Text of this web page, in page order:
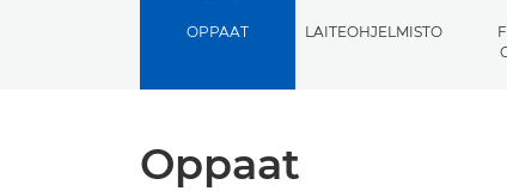
OPPAAT LAITEOHJELMISTO
Oppaat